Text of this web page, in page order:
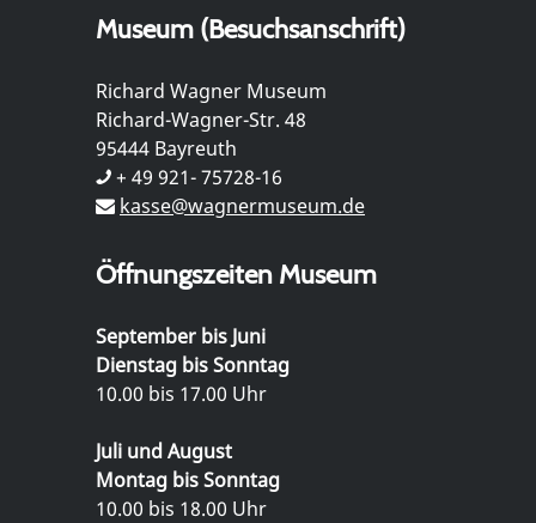
Museum (Besuchsanschrift)
Richard Wagner Museum
Richard-Wagner-Str. 48
95444 Bayreuth
+ 49 921- 75728-16
kasse@wagnermuseum.de
Öffnungszeiten Museum
September bis Juni
Dienstag bis Sonntag
10.00 bis 17.00 Uhr
Juli und August
Montag bis Sonntag
10.00 bis 18.00 Uhr